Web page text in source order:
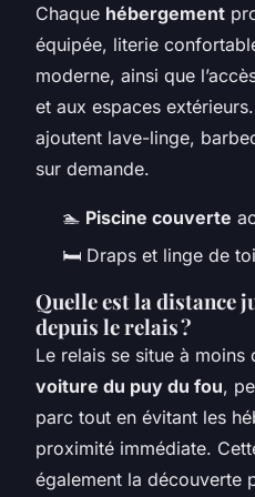
Chaque hébergement
équipée, literie
moderne, ainsi que
et aux espaces
ajoutent lave-linge,
sur demande.
🏊 Piscine couverte
🛏️ Draps et linge de
Quelle est la distance
depuis le relais ?
Le relais se situe à moins
voiture du puy du fou,
parc tout en évitant les
proximité immédiate.
également la découverte